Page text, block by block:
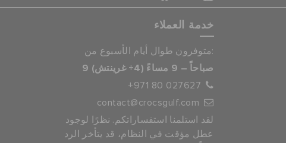
خدمة العملاء
متوفرون طوال أيام الأسبوع من:
9 صباحاً – 9 مساءً (4+ غرينتش)
+971 80 027627
contact@crocsgulf.com
لقد استلمنا استفساراتكم. نظرًا لوجود
عطل مؤقت في النظام، قد يتأخر الرد